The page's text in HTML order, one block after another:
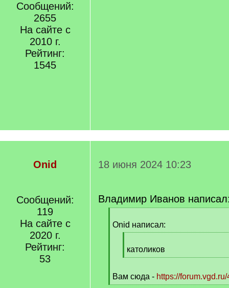
Сообщений:
2655
На сайте с
2010 г.
Рейтинг:
1545
Onid
Сообщений:
119
На сайте с
2020 г.
Рейтинг:
53
18 июня 2024 10:23
Владимир Иванов
q
Onid написал:
q
]
католиков
[
q
]
Вам сюда - https://
[